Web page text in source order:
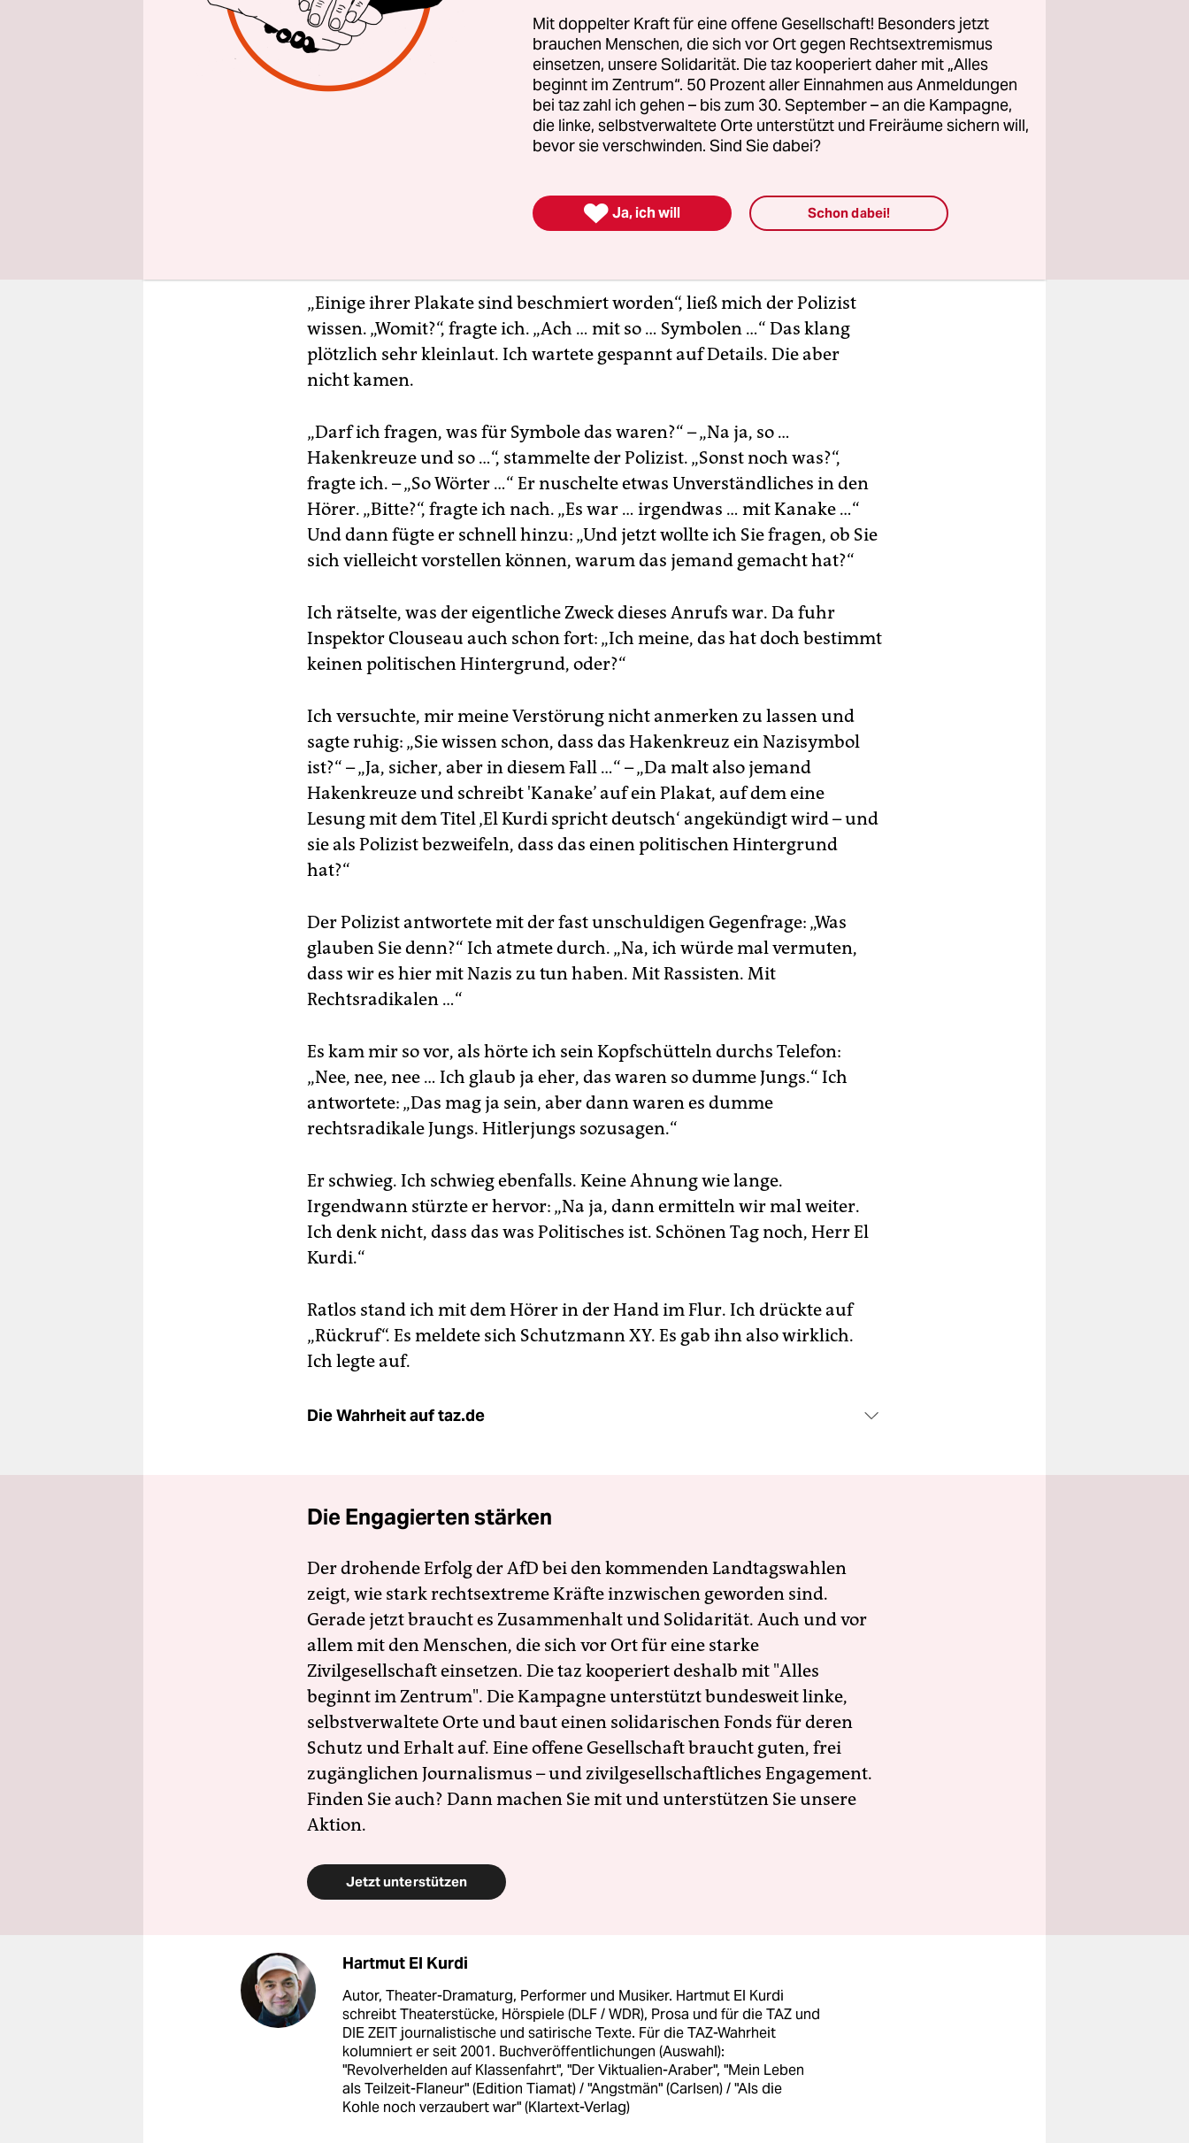
Mein erster Gedanke war, dass engagierte, vielleicht auch
übermotivierte Bibliotheksmitarbeiter die Umgebung der Bücherei
dabei auch verbotene Flächen beklebt worden: Stromkästen oder
Schaufensterscheiben leerstehender Läden. Aber es ging leider nicht
„Einige ihrer Plakate sind beschmiert worden“, ließ mich der Polizist
wissen. „Womit?“, fragte ich. „Ach … mit so … Symbolen …“ Das klang
plötzlich sehr kleinlaut. Ich wartete gespannt auf Details. Die aber
nicht kamen.
„Darf ich fragen, was für Symbole das waren?“ – „Na ja, so …
Hakenkreuze und so …“, stammelte der Polizist. „Sonst noch was?“,
fragte ich. – „So Wörter …“ Er nuschelte etwas Unverständliches in den
Hörer. „Bitte?“, fragte ich nach. „Es war … irgendwas … mit Kanake …“
Und dann fügte er schnell hinzu: „Und jetzt wollte ich Sie fragen, ob Sie
sich vielleicht vorstellen können, warum das jemand gemacht hat?“
Ich rätselte, was der eigentliche Zweck dieses Anrufs war. Da fuhr
Inspektor Clouseau auch schon fort: „Ich meine, das hat doch bestimmt
keinen politischen Hintergrund, oder?“
Ich versuchte, mir meine Verstörung nicht anmerken zu lassen und
sagte ruhig: „Sie wissen schon, dass das Hakenkreuz ein Nazisymbol
ist?“ – „Ja, sicher, aber in diesem Fall …“ – „Da malt also jemand
Hakenkreuze und schreibt 'Kanake’ auf ein Plakat, auf dem eine
Lesung mit dem Titel ‚El Kurdi spricht deutsch‘ angekündigt wird – und
sie als Polizist bezweifeln, dass das einen politischen Hintergrund
hat?“
Der Polizist antwortete mit der fast unschuldigen Gegenfrage: „Was
glauben Sie denn?“ Ich atmete durch. „Na, ich würde mal vermuten,
dass wir es hier mit Nazis zu tun haben. Mit Rassisten. Mit
Rechtsradikalen …“
Es kam mir so vor, als hörte ich sein Kopfschütteln durchs Telefon:
„Nee, nee, nee … Ich glaub ja eher, das waren so dumme Jungs.“ Ich
antwortete: „Das mag ja sein, aber dann waren es dumme
rechtsradikale Jungs. Hitlerjungs sozusagen.“
Er schwieg. Ich schwieg ebenfalls. Keine Ahnung wie lange.
Irgendwann stürzte er hervor: „Na ja, dann ermitteln wir mal weiter.
Ich denk nicht, dass das was Politisches ist. Schönen Tag noch, Herr El
Kurdi.“
Ratlos stand ich mit dem Hörer in der Hand im Flur. Ich drückte auf
„Rückruf“. Es meldete sich Schutzmann XY. Es gab ihn also wirklich.
Ich legte auf.
Die Wahrheit auf taz.de
Die Engagierten stärken
Der drohende Erfolg der AfD bei den kommenden Landtagswahlen
zeigt, wie stark rechtsextreme Kräfte inzwischen geworden sind.
Gerade jetzt braucht es Zusammenhalt und Solidarität. Auch und vor
allem mit den Menschen, die sich vor Ort für eine starke
Zivilgesellschaft einsetzen. Die taz kooperiert deshalb mit "Alles
beginnt im Zentrum". Die Kampagne unterstützt bundesweit linke,
selbstverwaltete Orte und baut einen solidarischen Fonds für deren
Schutz und Erhalt auf. Eine offene Gesellschaft braucht guten, frei
zugänglichen Journalismus – und zivilgesellschaftliches Engagement.
Finden Sie auch? Dann machen Sie mit und unterstützen Sie unsere
Aktion.
Jetzt unterstützen
Hartmut El Kurdi
Autor, Theater-Dramaturg, Performer und Musiker. Hartmut El Kurdi
schreibt Theaterstücke, Hörspiele (DLF / WDR), Prosa und für die TAZ und
DIE ZEIT journalistische und satirische Texte. Für die TAZ-Wahrheit
kolumniert er seit 2001. Buchveröffentlichungen (Auswahl):
"Revolverhelden auf Klassenfahrt", "Der Viktualien-Araber", "Mein Leben
als Teilzeit-Flaneur" (Edition Tiamat) / "Angstmän" (Carlsen) / "Als die
Kohle noch verzaubert war" (Klartext-Verlag)
Mit doppelter Kraft für eine offene Gesellschaft! Besonders jetzt
brauchen Menschen, die sich vor Ort gegen Rechtsextremismus
einsetzen, unsere Solidarität. Die taz kooperiert daher mit „Alles
beginnt im Zentrum“. 50 Prozent aller Einnahmen aus Anmeldungen
bei taz zahl ich gehen – bis zum 30. September – an die Kampagne,
die linke, selbstverwaltete Orte unterstützt und Freiräume sichern will,
bevor sie verschwinden. Sind Sie dabei?
 Ja, ich will Schon dabei!